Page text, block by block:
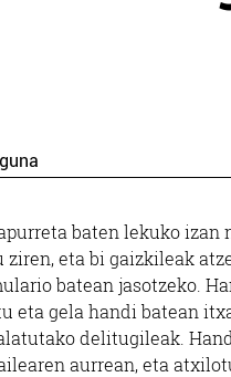
baten lekuko izan
eta bi gaizkileak
batean jasotzeko.
eta gela handi batean
delitugileak.
aurrean, eta